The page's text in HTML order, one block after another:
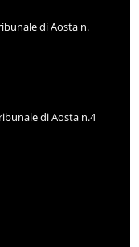
di Aosta n.
di Aosta n.4